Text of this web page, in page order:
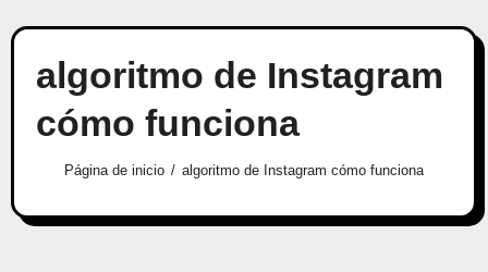
algoritmo de Instagram
cómo funciona
Página de inicio algoritmo de Instagram cómo funciona